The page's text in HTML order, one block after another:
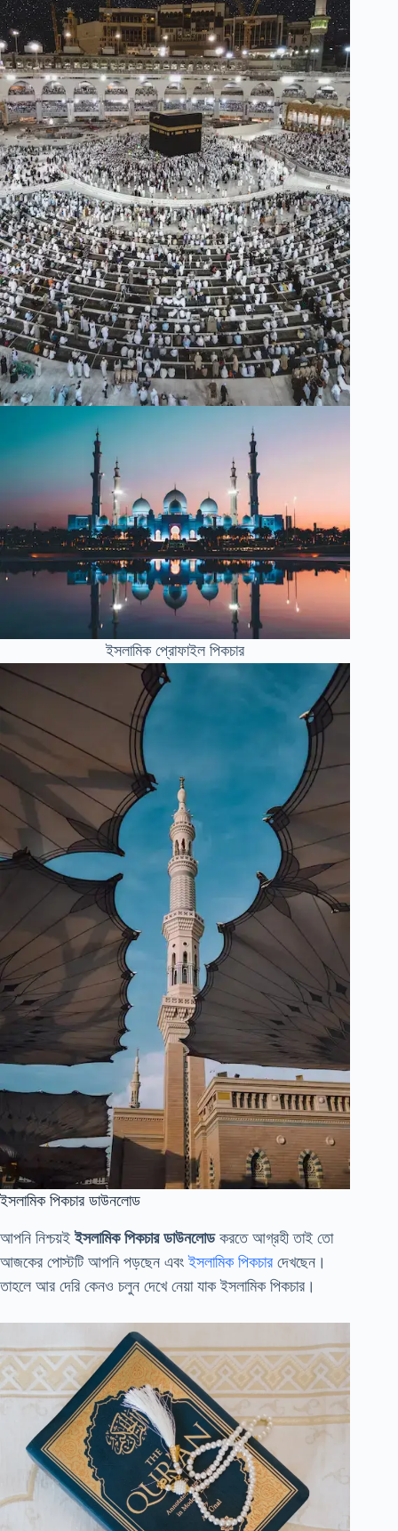
ইসলামিক প্রোফাইল পিকচার
ইসলামিক পিকচার ডাউনলোড
আপনি নিশ্চয়ই ইসলামিক পিকচার ডাউনলোডকরতে আগ্রহী তাই তো
আজকের পোস্টটি আপনি পড়ছেন এবংইসলামিক পিকচারদেখছেন।
তাহলে আর দেরি কেনও চলুন দেখে নেয়া যাক ইসলামিক পিকচার।